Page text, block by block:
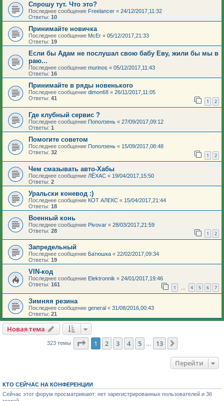
Спрошу тут. Что это?
Последнее сообщение Freelancer « 24/12/2017,11:32
Ответы: 10
Принимайте новичка
Последнее сообщение McEr « 05/12/2017,21:33
Ответы: 19
Если бы Адам не послушал свою бабу Еву, жили бы мы в
раю...
Последнее сообщение murinos « 05/12/2017,11:43
Ответы: 16
Принимайте в ряды новенького
Последнее сообщение dimon68 « 26/11/2017,11:05
Ответы: 41 1 2
Где клубный сервис ?
Последнее сообщение Поползень « 27/09/2017,09:12
Ответы: 1
Помогите советом
Последнее сообщение Поползень « 15/09/2017,08:48
Ответы: 32 1 2
Чем смазывать авто-Хабы
Последнее сообщение ЛЁХАС « 19/04/2017,15:50
Ответы: 2
Уральски коневод :)
Последнее сообщение КОТ АЛЕКС « 15/04/2017,21:44
Ответы: 18
Военный конь
Последнее сообщение Pivovar « 28/03/2017,21:59
Ответы: 28 1 2
Запредельный
Последнее сообщение Батюшка « 22/02/2017,09:34
Ответы: 19
VIN-код
Последнее сообщение Elektronnik « 24/01/2017,19:46
Ответы: 161 1 … 4 5 6 7
Зимняя резина
Последнее сообщение general « 31/08/2016,00:43
Ответы: 21
Новая тема
323 темы Страница из 13
1 2 3 4 5 13
Перейти
КТО СЕЙЧАС НА КОНФЕРЕНЦИИ
Сейчас этот форум просматривают: нет зарегистрированных пользователей и 36